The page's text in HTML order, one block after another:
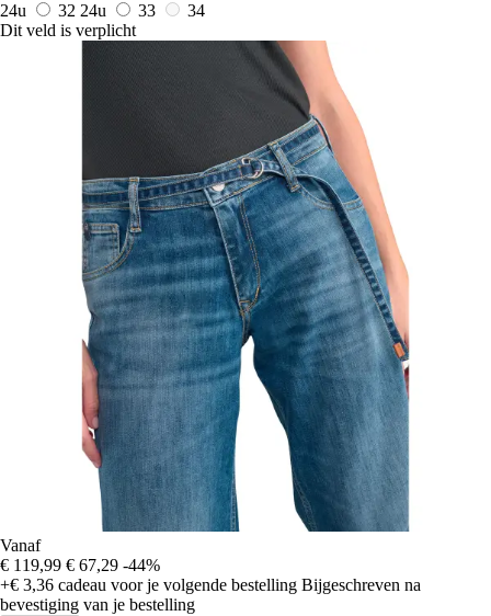
24u
32 24u 33
34
Dit veld is verplicht
Vanaf
€ 119,99 € 67,29 -44%
+€ 3,36 cadeau voor je volgende bestelling Bijgeschreven na
bevestiging van je bestelling